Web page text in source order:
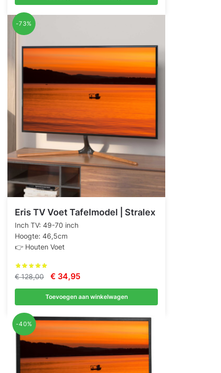
-73%
Eris TV Voet Tafelmodel | Stralex
Inch TV: 49-70 inch
Hoogte: 46,5cm
👉 Houten Voet
€128,00
Oorspronkelijke
prijs
was:
€ 34,95Huidige
prijs
is:
Toevoegen aan winkelwagen
-40%